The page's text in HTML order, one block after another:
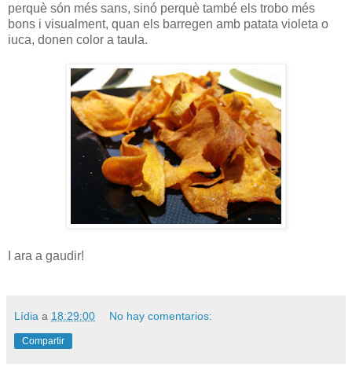
perquè són més sans, sinó perquè també els trobo més
bons i visualment, quan els barregen amb patata violeta o
iuca, donen color a taula.
I ara a gaudir!
Lídia a 18:29:00 No hay comentarios:
Compartir